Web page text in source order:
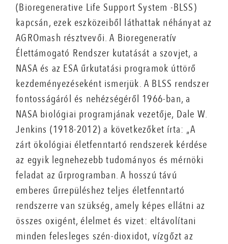
(Bioregenerative Life Support System -BLSS)
kapcsán, ezek eszközeiből láthattak néhányat az
AGROmash résztvevői. A Bioregeneratív
Élettámogató Rendszer kutatását a szovjet, a
NASA és az ESA űrkutatási programok úttörő
kezdeményezéseként ismerjük. A BLSS rendszer
fontosságáról és nehézségéről 1966-ban, a
NASA biológiai programjának vezetője, Dale W.
Jenkins (1918-2012) a következőket írta: „A
zárt ökológiai életfenntartó rendszerek kérdése
az egyik legnehezebb tudományos és mérnöki
feladat az űrprogramban. A hosszú távú
emberes űrrepüléshez teljes életfenntartó
rendszerre van szükség, amely képes ellátni az
összes oxigént, élelmet és vizet: eltávolítani
minden felesleges szén-dioxidot, vízgőzt az